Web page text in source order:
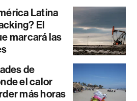
Latina
El
marcará las
de
el calor
más horas